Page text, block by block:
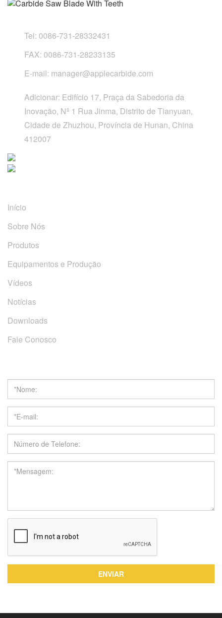
Tel: 0086-731-28332431
FAX: 0086-731-28233135
E-mail: manager@applecarbide.com
Adicionar: Edifício 17, Praça da Sabedoria da
Inovação, Nº 1 Rua Jinma, Distrito de Tianyuan,
Cidade de Zhuzhou, Província de Hunan, China
412007
Início
Sobre Nós
Produtos
Equipamentos e Produção
Vídeos
Notícias
Downloads
Fale Conosco
ENVIAR